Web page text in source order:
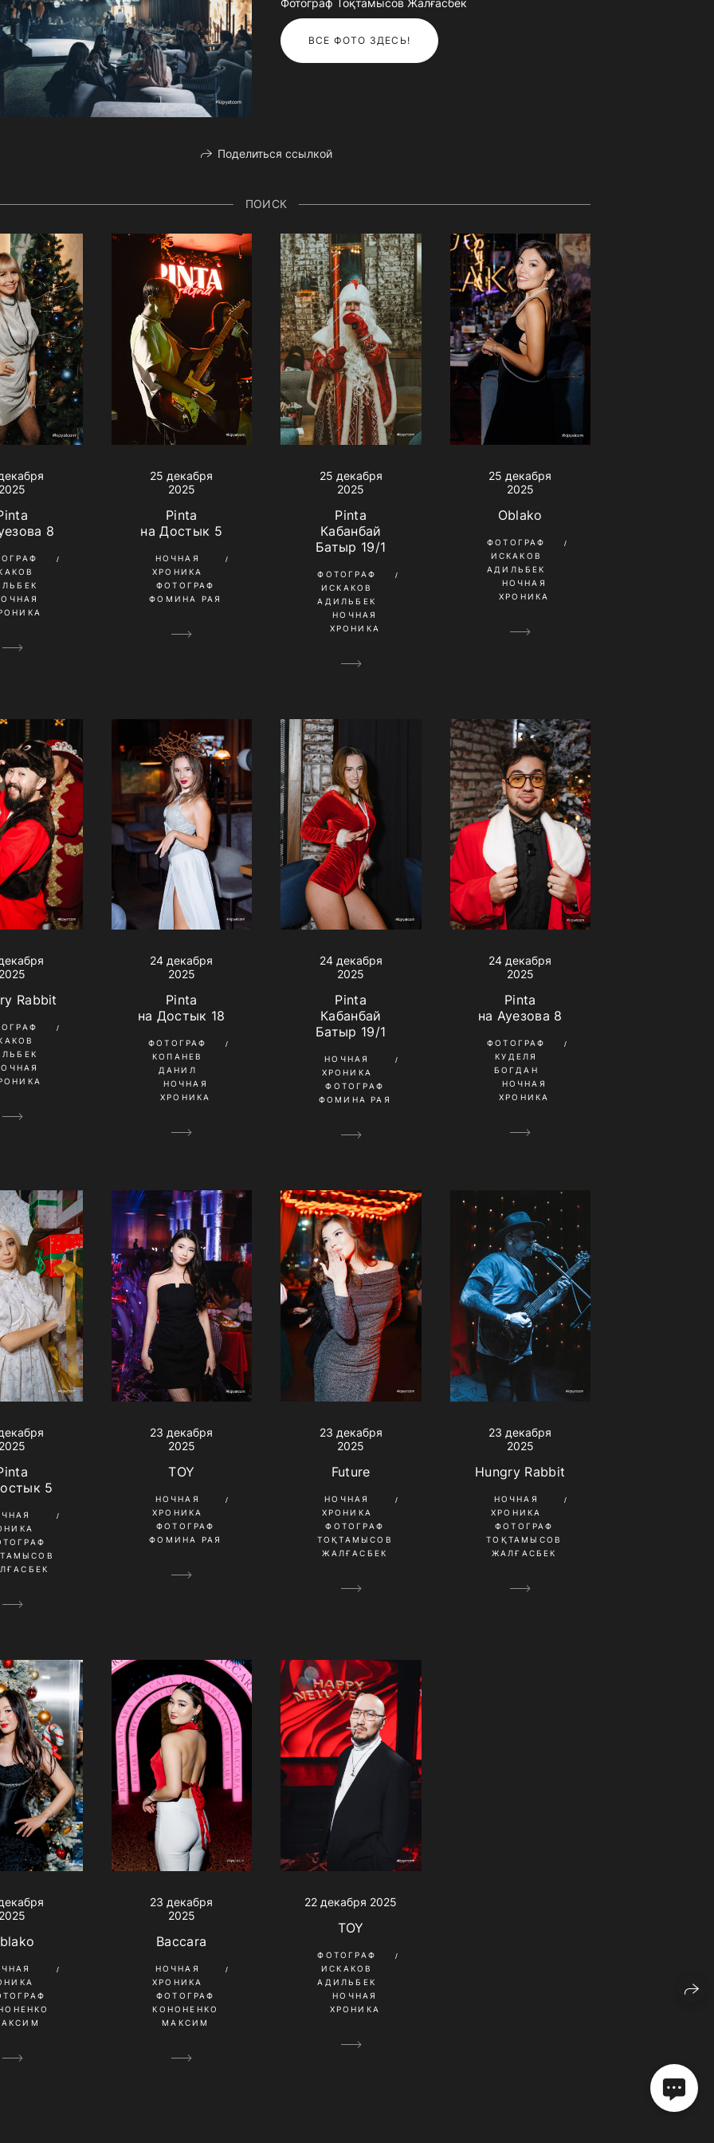
ВСЕ ФОТО ЗДЕСЬ!
Поделиться ссылкой
ПОИСК
8
25 декабря
2025
Pinta
на Достык 5
НОЧНАЯ
ХРОНИКА
ФОТОГРАФ
ФОМИНА РАЯ
25 декабря
2025
Pinta
Кабанбай
Батыр 19/1
ФОТОГРАФ
ИСКАКОВ
АДИЛЬБЕК
НОЧНАЯ
ХРОНИКА
25 декабря
2025
Oblako
ФОТОГРАФ
ИСКАКОВ
АДИЛЬБЕК
НОЧНАЯ
ХРОНИКА
Rabbit
24 декабря
2025
Pinta
на Достык 18
ФОТОГРАФ
КОПАНЕВ
ДАНИЛ
НОЧНАЯ
ХРОНИКА
24 декабря
2025
Pinta
Кабанбай
Батыр 19/1
НОЧНАЯ
ХРОНИКА
ФОТОГРАФ
ФОМИНА РАЯ
24 декабря
2025
Pinta
на Ауезова 8
ФОТОГРАФ
КУДЕЛЯ
БОГДАН
НОЧНАЯ
ХРОНИКА
5
23 декабря
2025
TOY
НОЧНАЯ
ХРОНИКА
ФОТОГРАФ
ФОМИНА РАЯ
23 декабря
2025
Future
НОЧНАЯ
ХРОНИКА
ФОТОГРАФ
ТОҚТАМЫСОВ
ЖАЛҒАСБЕК
23 декабря
2025
Hungry Rabbit
НОЧНАЯ
ХРОНИКА
ФОТОГРАФ
ТОҚТАМЫСОВ
ЖАЛҒАСБЕК
23 декабря
2025
Baccara
НОЧНАЯ
ХРОНИКА
ФОТОГРАФ
КОНОНЕНКО
МАКСИМ
22 декабря 2025
TOY
ФОТОГРАФ
ИСКАКОВ
АДИЛЬБЕК
НОЧНАЯ
ХРОНИКА